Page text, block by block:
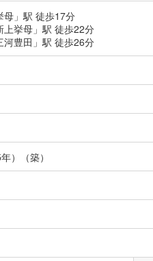
母」駅 徒歩17分
上挙母」駅 徒歩22分
河豊田」駅 徒歩26分
）（築）